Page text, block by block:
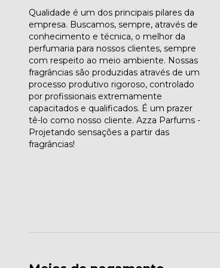
Qualidade é um dos principais pilares da
empresa. Buscamos, sempre, através de
conhecimento e técnica, o melhor da
perfumaria para nossos clientes, sempre
com respeito ao meio ambiente. Nossas
fragrâncias são produzidas através de um
processo produtivo rigoroso, controlado
por profissionais extremamente
capacitados e qualificados. É um prazer
tê-lo como nosso cliente. Azza Parfums -
Projetando sensações a partir das
fragrâncias!